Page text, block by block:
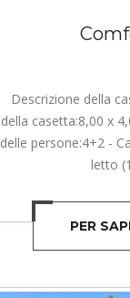
Descrizione della
della casetta:8,00 x
delle persone:4+2 -
letto
PER